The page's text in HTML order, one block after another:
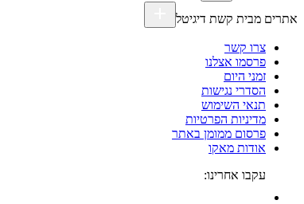
אתרים מבית קשת דיגיטל
צרו קשר
פרסמו אצלנו
זמני היום
הסדרי נגישות
תנאי השימוש
מדיניות הפרטיות
פרסום ממומן באתר
אודות מאקו
עקבו אחרינו: